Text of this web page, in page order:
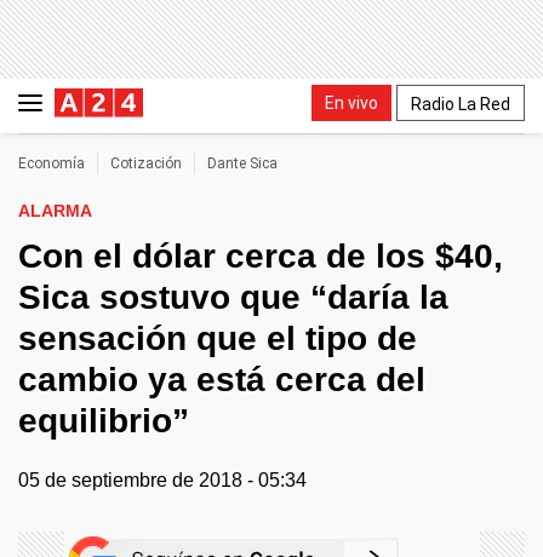
En vivo Radio La Red
Economía Cotización Dante Sica
ALARMA
Con el dólar cerca de los $40,
Sica sostuvo que “daría la
sensación que el tipo de
cambio ya está cerca del
equilibrio”
05 de septiembre de 2018 - 05:34